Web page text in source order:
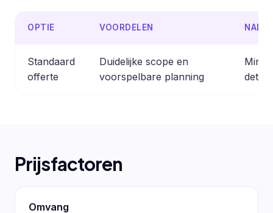
OPTIE VOORDELEN
Standaard
offerte
Duidelijke scope en
voorspelbare planning
Prijsfactoren
Omvang